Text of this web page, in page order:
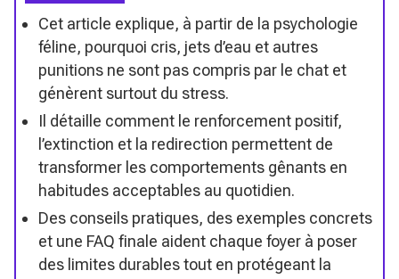
Cet article explique, à partir de la psychologie
féline, pourquoi cris, jets d’eau et autres
punitions ne sont pas compris par le chat et
génèrent surtout du stress.
Il détaille comment le renforcement positif,
l’extinction et la redirection permettent de
transformer les comportements gênants en
habitudes acceptables au quotidien.
Des conseils pratiques, des exemples concrets
et une FAQ finale aident chaque foyer à poser
des limites durables tout en protégeant la